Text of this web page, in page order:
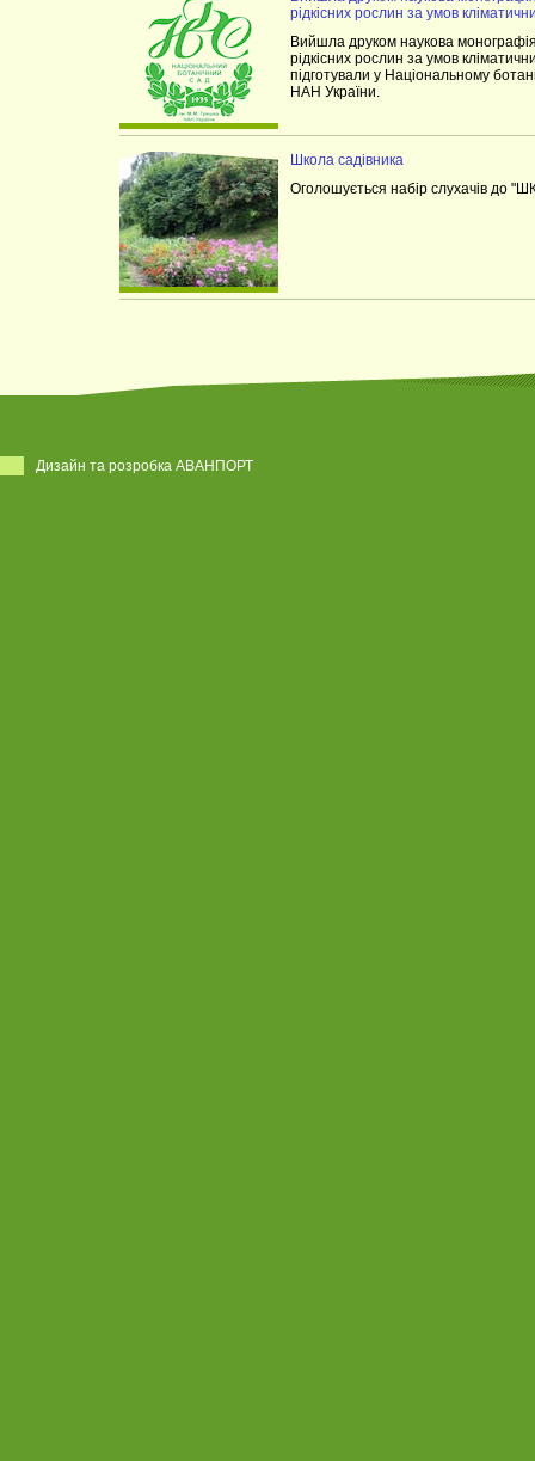
рідкісних рослин за умов
Вийшла друком наукова монографія
рідкісних рослин за умов
підготували у Національному
НАН України.
Школа садівника
Оголошується набір слухачів до
Дизайн та розробка АВАНПОРТ